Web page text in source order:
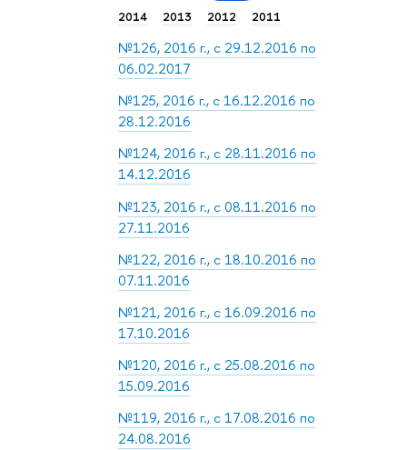
2014
2013 2012 2011
№126, 2016 г., с 29.12.2016 по
06.02.2017
№125, 2016 г., с 16.12.2016 по
28.12.2016
№124, 2016 г., с 28.11.2016 по
14.12.2016
№123, 2016 г., с 08.11.2016 по
27.11.2016
№122, 2016 г., с 18.10.2016 по
07.11.2016
№121, 2016 г., с 16.09.2016 по
17.10.2016
№120, 2016 г., с 25.08.2016 по
15.09.2016
№119, 2016 г., с 17.08.2016 по
24.08.2016